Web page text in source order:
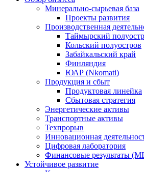
Минерально-сырьевая база
Проекты развития
Производственная
Таймырский
Кольский полуостров
Забайкальский край
Финляндия
ЮАР (Nkomati)
Продукция и сбыт
Продуктовая линейка
Сбытовая стратегия
Энергетические активы
Транспортные активы
Техпрорыв
Инновационная
Цифровая лаборатория
Финансовые результаты
Устойчивое развитие